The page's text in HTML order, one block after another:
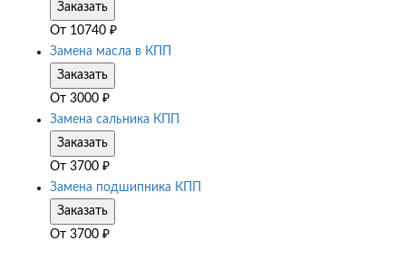
Заказать
От 10740 ₽
Замена масла в КПП
Заказать
От 3000 ₽
Замена сальника КПП
Заказать
От 3700 ₽
Замена подшипника КПП
Заказать
От 3700 ₽